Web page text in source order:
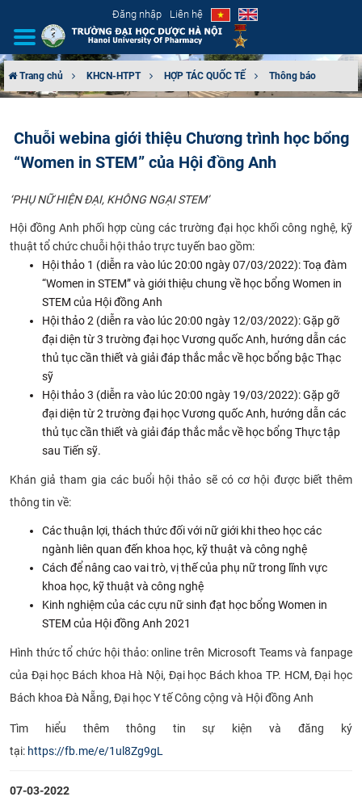
Đăng nhập Liên hệ
CƠ CẤU TỔ CHỨC
ĐÀO TẠO
ĐẢM BẢO CHẤT LƯỢNG
KHOA HỌC CÔNG NGHỆ
HTQT
CỰU NGƯỜI HỌC
Trang chủ KHCN-HTPT HỢP TÁC QUỐC TẾ Thông báo
Chuỗi webina giới thiệu Chương trình học bổng
“Women in STEM” của Hội đồng Anh
‘PHỤ NỮ HIỆN ĐẠI, KHÔNG NGẠI STEM’
Hội đồng Anh phối hợp cùng các trường đại học khối công nghệ, kỹ
thuật tổ chức chuỗi hội thảo trực tuyến bao gồm:
Hội thảo 1 (diễn ra vào lúc 20:00 ngày 07/03/2022): Toạ đàm
“Women in STEM” và giới thiệu chung về học bổng Women in
STEM của Hội đồng Anh
Hội thảo 2 (diễn ra vào lúc 20:00 ngày 12/03/2022): Gặp gỡ
đại diện từ 3 trường đại học Vương quốc Anh, hướng dẫn các
thủ tục cần thiết và giải đáp thắc mắc về học bổng bậc Thạc
sỹ
Hội thảo 3 (diễn ra vào lúc 20:00 ngày 19/03/2022): Gặp gỡ
đại diện từ 2 trường đại học Vương quốc Anh, hướng dẫn các
thủ tục cần thiết và giải đáp thắc mắc về học bổng Thực tập
sau Tiến sỹ.
Khán giả tham gia các buổi hội thảo sẽ có cơ hội được biết thêm
thông tin về:
Các thuận lợi, thách thức đối với nữ giới khi theo học các
ngành liên quan đến khoa học, kỹ thuật và công nghệ
Cách để nâng cao vai trò, vị thế của phụ nữ trong lĩnh vực
khoa học, kỹ thuật và công nghệ
Kinh nghiệm của các cựu nữ sinh đạt học bổng Women in
STEM của Hội đồng Anh 2021
Hình thức tổ chức hội thảo: online trên Microsoft Teams và fanpage
của Đại học Bách khoa Hà Nội, Đại học Bách khoa TP. HCM, Đại học
Bách khoa Đà Nẵng, Đại học Y tế Công cộng và Hội đồng Anh
Tìm hiểu thêm thông tin sự kiện và đăng ký
tại: https://fb.me/e/1ul8Zg9gL
07-03-2022